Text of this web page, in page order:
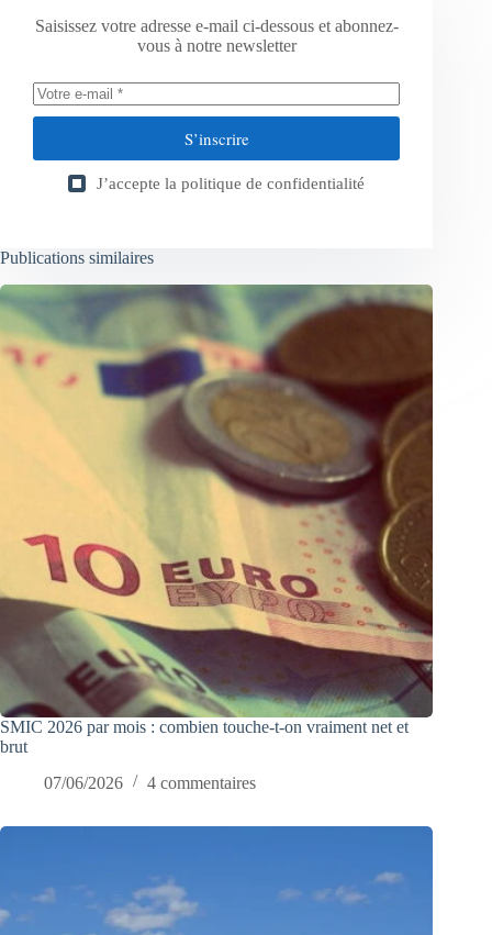
Saisissez votre adresse e-mail ci-dessous et abonnez-
vous à notre newsletter
S’inscrire
J’accepte la politique de confidentialité
Publications similaires
SMIC 2026 par mois : combien touche-t-on vraiment net et
brut
07/06/2026
4 commentaires